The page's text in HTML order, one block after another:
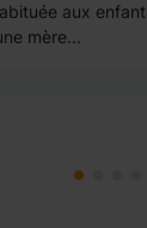
aux
mère...